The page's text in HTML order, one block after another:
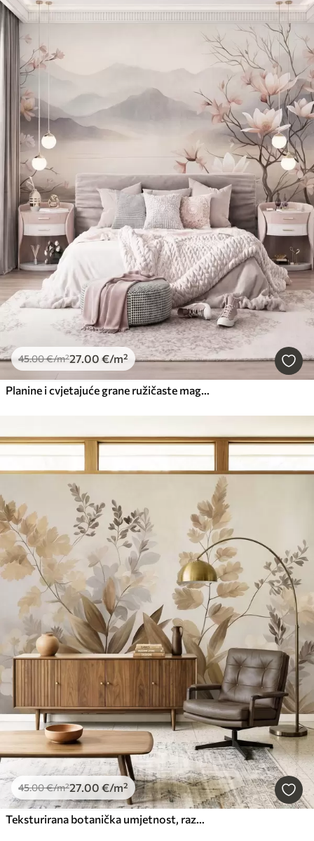
45.00€/m²27.00 €/m²
Planine i cvjetajuće grane ružičaste magnolije, teksturirani krajolik
45.00€/m²27.00 €/m²
Teksturirana botanička umjetnost, razne biljke i lišće u nijansama smeđe i bež